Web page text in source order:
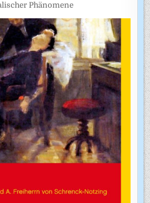
Phänomene